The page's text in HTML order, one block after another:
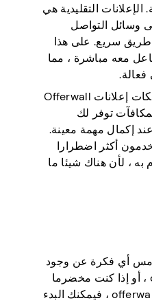
التقليدية هي
وسائل التواصل
طريق سريع. على هذا
معه مباشرة ، مما
فعالة.
من ناحية أخرى ، تقدم شبكات إعلانات Offerwall
توفر لك
إكمال مهمة معينة.
أكثر اضطرارا
، لأن هناك شيئا ما
أي فكرة عن وجود
شبكات إعلانات offerwall ، أو إذا كنت مخضرما
متمرسا في إكمال مهام offerwall ، فيمكنك البدء